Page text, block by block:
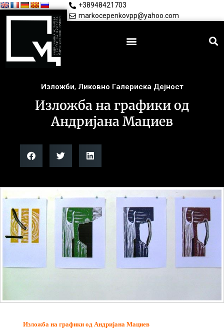
+38948421703
markocepenkovpp@yahoo.com
Изложби, Ликовно Галериска Дејност
Изложба на графики од
Андријана Мациев
Изложба на графики од Андријана Мациев